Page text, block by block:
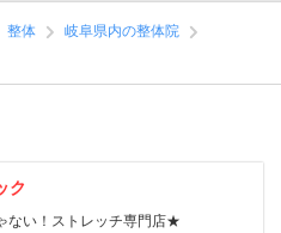
整体
岐阜県内の整体院
ク
ない！ストレッチ専門店★